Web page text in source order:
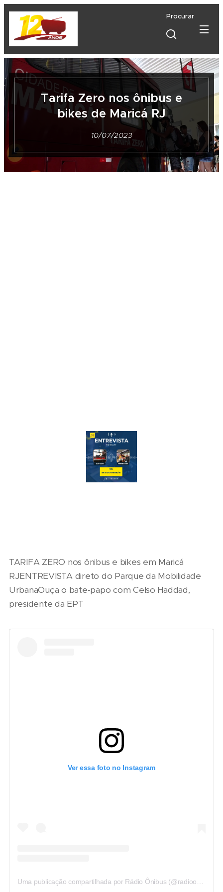
Procurar
Tarifa Zero nos ônibus e
bikes de Maricá RJ
10/07/2023
TARIFA ZERO nos ônibus e bikes em Maricá
RJENTREVISTA direto do Parque da Mobilidade
UrbanaOuça o bate-papo com Celso Haddad,
presidente da EPT
Ver essa foto no Instagram
Uma publicação compartilhada por Rádio Ônibus (@radioonibus)